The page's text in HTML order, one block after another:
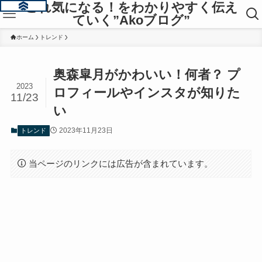
これ気になる！をわかりやすく伝え
ていく”Akoブログ”
ホーム トレンド
奥森皐月がかわいい！何者？ プ
ロフィールやインスタが知りた
い
2023
11/23
トレンド 2023年11月23日
当ページのリンクには広告が含まれています。